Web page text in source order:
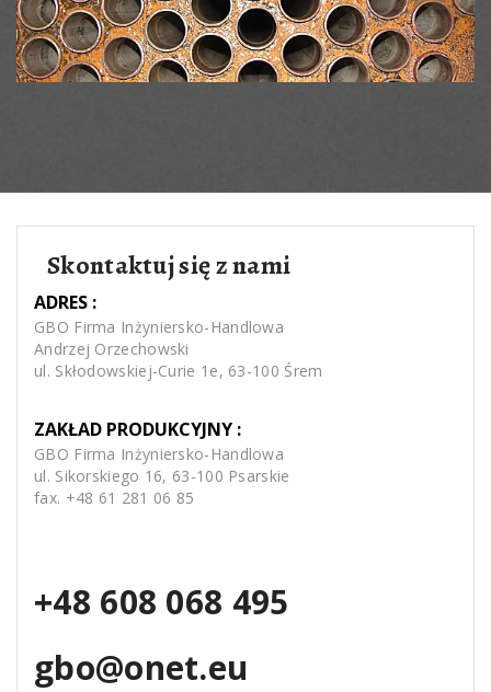
Skontaktuj się z nami
ADRES :
GBO Firma Inżyniersko-Handlowa
Andrzej Orzechowski
ul. Skłodowskiej-Curie 1e, 63-100 Śrem
ZAKŁAD PRODUKCYJNY :
GBO Firma Inżyniersko-Handlowa
ul. Sikorskiego 16, 63-100 Psarskie
fax. +48 61 281 06 85
+48 608 068 495
gbo@onet.eu